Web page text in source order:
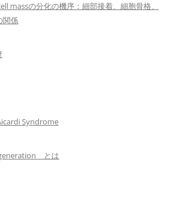
massの分化の機序：細部接着、細胞骨格、
関係
Syndrome
とは